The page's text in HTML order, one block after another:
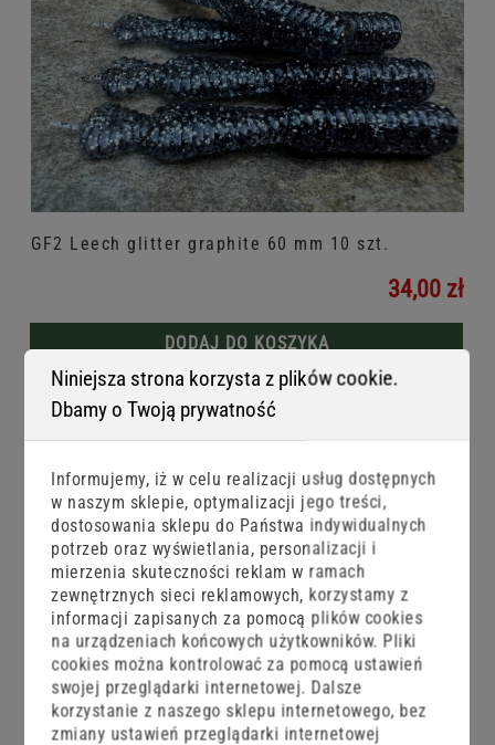
Niniejsza strona korzysta z plików cookie.
Dbamy o Twoją prywatność
Informujemy, iż w celu realizacji usług dostępnych
w naszym sklepie, optymalizacji jego treści,
dostosowania sklepu do Państwa indywidualnych
potrzeb oraz wyświetlania, personalizacji i
mierzenia skuteczności reklam w ramach
zewnętrznych sieci reklamowych, korzystamy z
informacji zapisanych za pomocą plików cookies
na urządzeniach końcowych użytkowników. Pliki
cookies można kontrolować za pomocą ustawień
swojej przeglądarki internetowej. Dalsze
korzystanie z naszego sklepu internetowego, bez
zmiany ustawień przeglądarki internetowej
GF2 Leech glitter graphite 60 mm 10 szt.
34,00 zł
DODAJ DO KOSZYKA
GF2 Leech glitter pink 60 mm 10 szt.